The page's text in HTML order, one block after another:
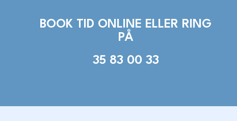
BOOK TID ONLINE ELLER RING
PÅ
35 83 00 33